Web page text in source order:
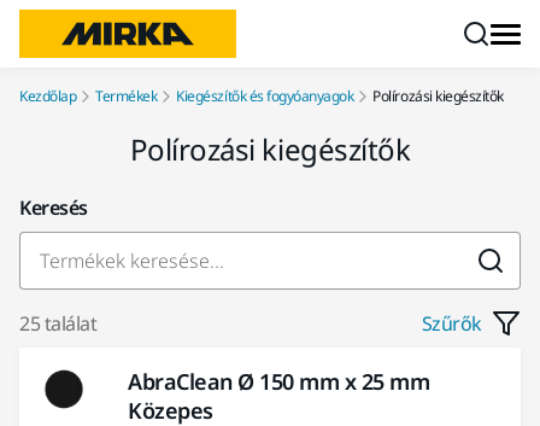
Kezdőlap Termékek Kiegészítők és fogyóanyagok Polírozási kiegészítők
Polírozási kiegészítők
Keresés
25 találat Szűrők
AbraClean Ø 150 mm x 25 mm
Közepes